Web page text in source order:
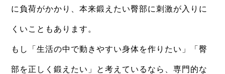
に負荷がかかり、本来鍛えたい臀部に刺激が入りに
くいこともあります。
もし「生活の中で動きやすい身体を作りたい」「臀
部を正しく鍛えたい」と考えているなら、専門的な